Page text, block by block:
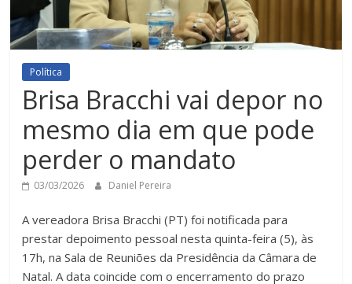
Política
Brisa Bracchi vai depor no
mesmo dia em que pode
perder o mandato
03/03/2026 Daniel Pereira
A vereadora Brisa Bracchi (PT) foi notificada para
prestar depoimento pessoal nesta quinta-feira (5), às
17h, na Sala de Reuniões da Presidência da Câmara de
Natal. A data coincide com o encerramento do prazo